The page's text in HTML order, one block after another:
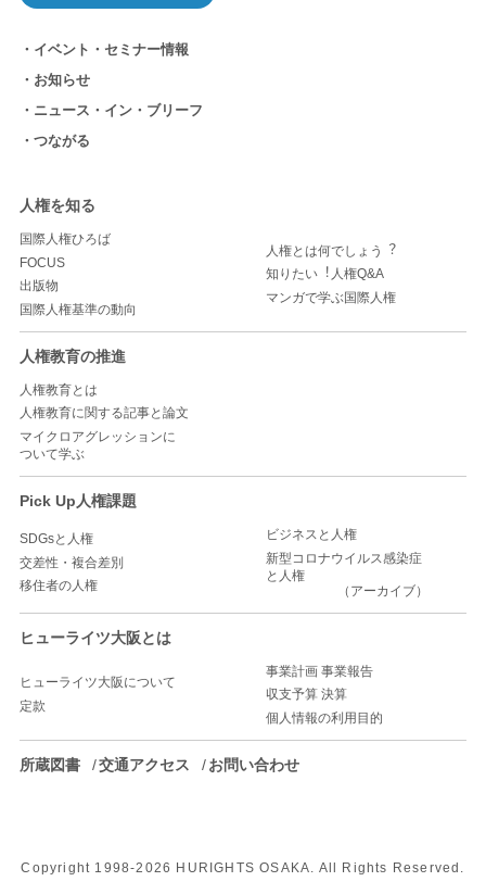
イベント・セミナー情報
お知らせ
ニュース・イン・ブリーフ
つながる
人権を知る
国際人権ひろば
FOCUS
出版物
国際人権基準の動向
人権とは何でしょう︖
知りたい︕人権Q&A
マンガで学ぶ国際人権
人権教育の推進
人権教育とは
人権教育に関する記事と論文
マイクロアグレッションに
ついて学ぶ
Pick Up人権課題
SDGsと人権
交差性・複合差別
移住者の人権
ビジネスと人権
新型コロナウイルス感染症
と人権
（アーカイブ）
ヒューライツ大阪とは
ヒューライツ大阪について
定款
事業計画 事業報告
収支予算 決算
個人情報の利用目的
所蔵図書 交通アクセス お問い合わせ
Copyright 1998-2026 HURIGHTS OSAKA. All Rights Reserved.